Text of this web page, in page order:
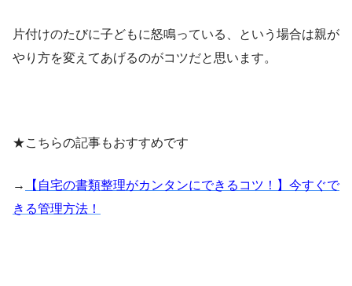
片付けのたびに子どもに怒鳴っている、という場合は親が
やり方を変えてあげるのがコツだと思います。
★こちらの記事もおすすめです
→
【自宅の書類整理がカンタンにできるコツ！】今すぐで
きる管理方法！